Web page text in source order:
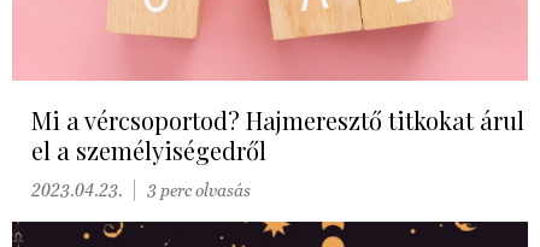
Mi a vércsoportod? Hajmeresztő titkokat árul
el a személyiségedről
2023.04.23. 3 perc olvasás